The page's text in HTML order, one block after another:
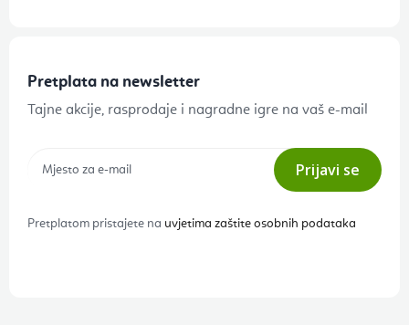
Pretplata na newsletter
Tajne akcije, rasprodaje i nagradne igre na vaš e-mail
Prijavi se
Pretplatom pristajete na uvjetima zaštite osobnih podataka